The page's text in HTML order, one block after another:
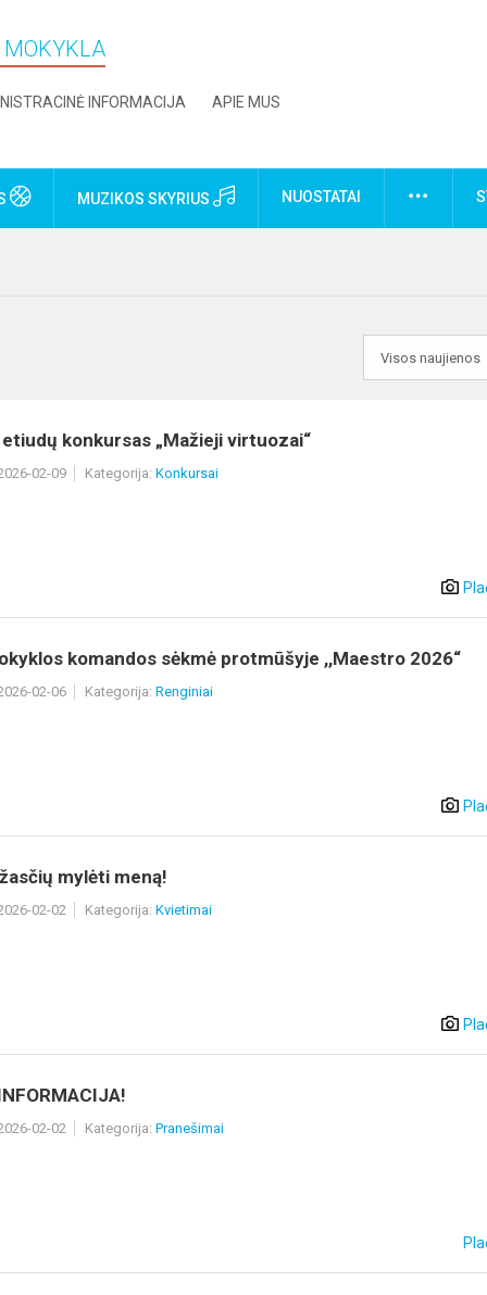
MOKYKLA
INFORMACIJA
APIE MUS
MUZIKOS SKYRIUS NUOSTATAI
konkursas „Mažieji virtuozai“
02-09 Kategorija: Konkursai
komandos sėkmė protmūšyje ,,Maestro 2026“
02-06 Kategorija: Renginiai
mylėti meną!
02-02 Kategorija: Kvietimai
02-02 Kategorija: Pranešimai